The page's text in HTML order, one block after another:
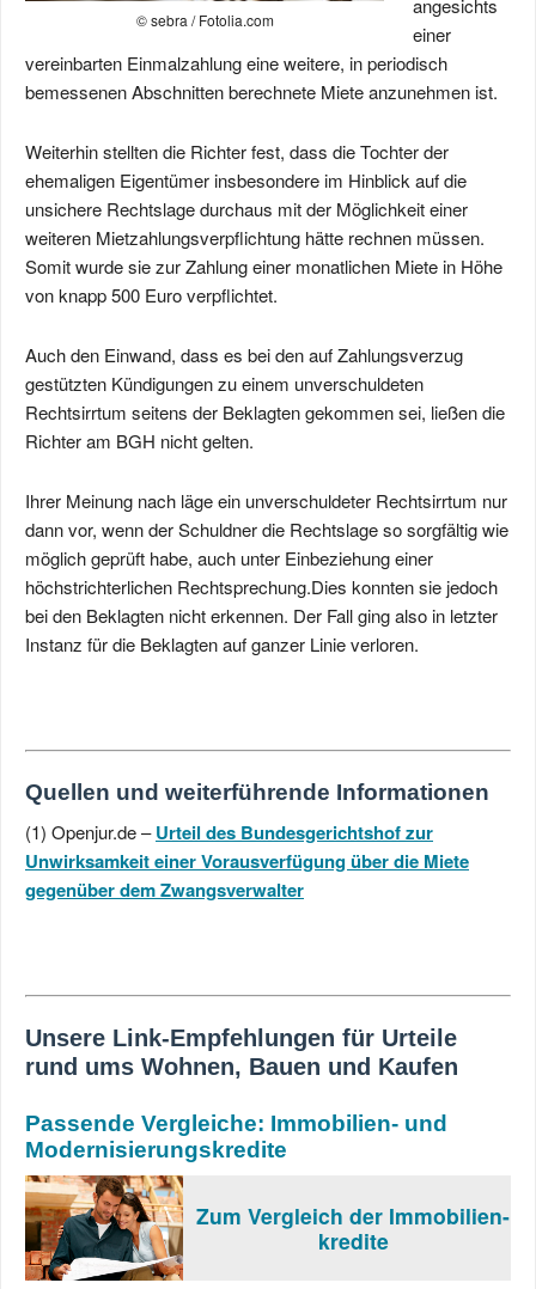
© sebra / Fotolia.com
angesichts
einer
vereinbarten Einmalzahlung eine weitere, in periodisch
bemessenen Abschnitten berechnete Miete anzunehmen ist.
Weiterhin stellten die Richter fest, dass die Tochter der
ehemaligen Eigentümer insbesondere im Hinblick auf die
unsichere Rechtslage durchaus mit der Möglichkeit einer
weiteren Mietzahlungsverpflichtung hätte rechnen müssen.
Somit wurde sie zur Zahlung einer monatlichen Miete in Höhe
von knapp 500 Euro verpflichtet.
Auch den Einwand, dass es bei den auf Zahlungsverzug
gestützten Kündigungen zu einem unverschuldeten
Rechtsirrtum seitens der Beklagten gekommen sei, ließen die
Richter am BGH nicht gelten.
Ihrer Meinung nach läge ein unverschuldeter Rechtsirrtum nur
dann vor, wenn der Schuldner die Rechtslage so sorgfältig wie
möglich geprüft habe, auch unter Einbeziehung einer
höchstrichterlichen Rechtsprechung.Dies konnten sie jedoch
bei den Beklagten nicht erkennen. Der Fall ging also in letzter
Instanz für die Beklagten auf ganzer Linie verloren.
Quellen und weiterführende Informationen
(1) Openjur.de –Urteil des Bundesgerichtshof zur
Unwirksamkeit einer Vorausverfügung über die Miete
gegenüber dem Zwangsverwalter
Unsere Link-Empfehlungen für Urteile
rund ums Wohnen, Bauen und Kaufen
Passende Vergleiche: Immobilien- und
Modernisierungskredite
Zum Vergleich der Immobilien-
kredite